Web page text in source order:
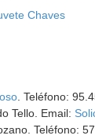
Chaves
. Teléfono:
Tello. Email:
Teléfono: